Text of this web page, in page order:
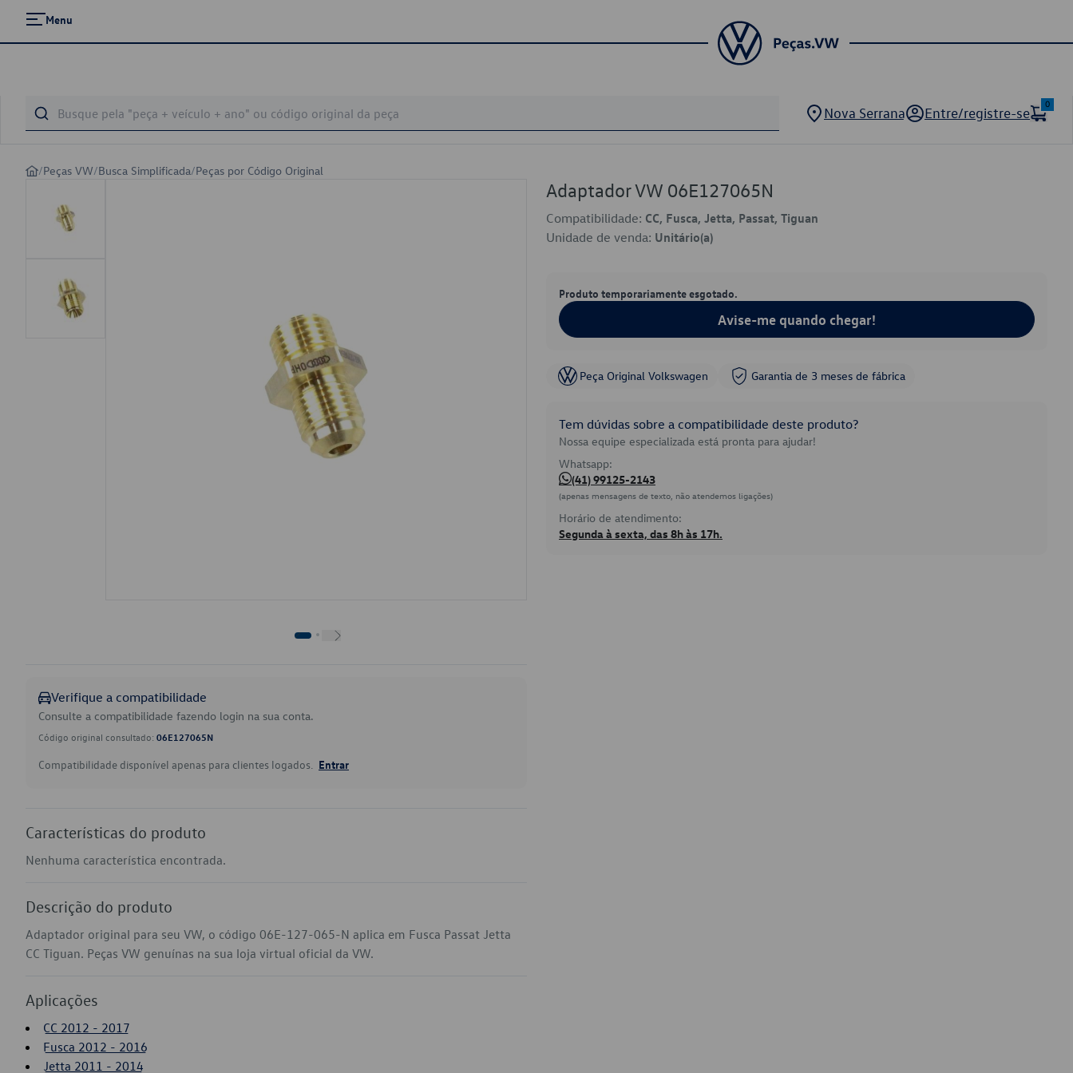
Menu
Nova Serrana Entre/registre-se
0
/Peças VW/Busca Simplificada/Peças por Código Original
Verifique a compatibilidade
Consulte a compatibilidade fazendo login na sua conta.
Código original consultado: 06E127065N
Compatibilidade disponível apenas para clientes logados. Entrar
Características do produto
Nenhuma característica encontrada.
Descrição do produto
Adaptador original para seu VW, o código 06E-127-065-N aplica em Fusca Passat Jetta
CC Tiguan. Peças VW genuínas na sua loja virtual oficial da VW.
Aplicações
CC 2012 - 2017
Fusca 2012 - 2016
Jetta 2011 - 2014
Adaptador VW 06E127065N
Compatibilidade: CC, Fusca, Jetta, Passat, Tiguan
Unidade de venda: Unitário(a)
Produto temporariamente esgotado.
Avise-me quando chegar!
Peça Original Volkswagen Garantia de 3 meses de fábrica
Tem dúvidas sobre a compatibilidade deste produto?
Nossa equipe especializada está pronta para ajudar!
Whatsapp:
(41) 99125-2143
(apenas mensagens de texto, não atendemos ligações)
Horário de atendimento:
Segunda à sexta, das 8h às 17h.